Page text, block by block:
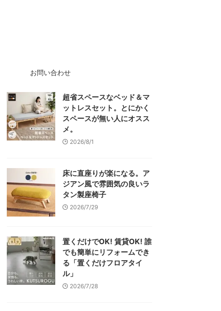
お問い合わせ
超省スペースなベッド＆マ
ットレスセット。とにかく
スペースが無い人にオスス
メ。
2026/8/1
床に直座りが楽になる。ア
ジアン風で雰囲気の良いラ
タン製座椅子
2026/7/29
置くだけでOK! 賃貸OK! 誰
でも簡単にリフォームでき
る「置くだけフロアタイ
ル」
2026/7/28